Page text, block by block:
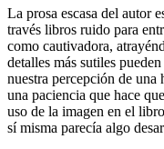
La prosa escasa del autor
través libros ruido para
como cautivadora,
detalles más sutiles
nuestra percepción de una
una paciencia que hace
uso de la imagen en el
sí misma parecía algo